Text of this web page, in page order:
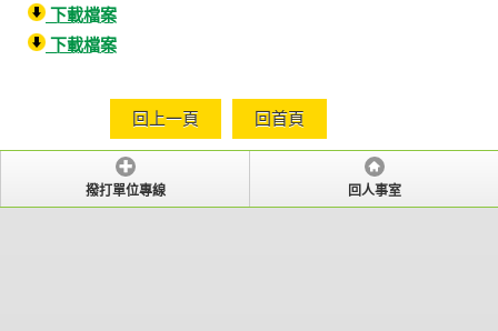
下載檔案
下載檔案
回上一頁 回首頁
撥打單位專線 回人事室